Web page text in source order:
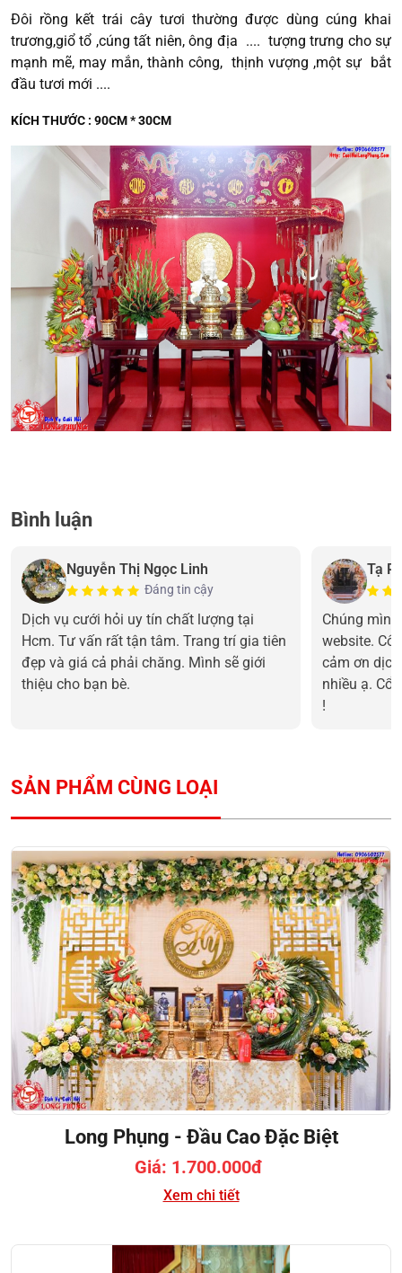
Đôi rồng kết trái cây tươi thường được dùng cúng khai
trương,giổ tổ ,cúng tất niên, ông địa .... tượng trưng cho sự
mạnh mẽ, may mắn, thành công, thịnh vượng ,một sự bắt
đầu tươi mới ....
KÍCH THƯỚC : 90CM * 30CM
Bình luận
Nguyễn Thị Ngọc Linh
Đáng tin cậy
Dịch vụ cưới hỏi uy tín chất lượng tại
Hcm. Tư vấn rất tận tâm. Trang trí gia tiên
đẹp và giá cả phải chăng. Mình sẽ giới
thiệu cho bạn bè.
Tạ
Chúng
website. Cô
cảm ơn
nhiều ạ.
!
SẢN PHẨM CÙNG LOẠI
Long Phụng - Đầu Cao Đặc Biệt
Giá: 1.700.000đ
Xem chi tiết